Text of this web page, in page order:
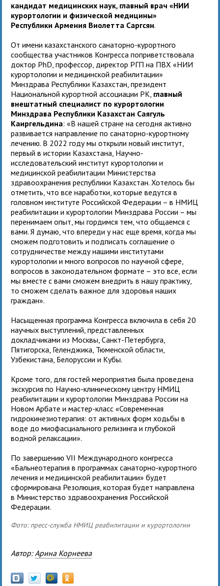
кандидат медицинских наук, главный врач «НИИ
курортологии и физической медицины»
Республики Армения Виолетта Саргсян.
От имени казахстанского санаторно-курортного
сообщества участников Конгресса поприветствовала
доктор PhD, профессор, директор РГП на ПВХ «НИИ
курортологии и медицинской реабилитации»
Минздрава Республики Казахстан, президент
Национальной курортной ассоциации РК, главный
внештатный специалист по курортологии
Минздрава Республики Казахстан Саягуль
Каиргельдина: «В нашей стране на сегодня активно
развивается направление по санаторно-курортному
лечению. В 2022 году мы открыли новый институт,
первый в истории Казахстана, Научно-
исследовательский институт курортологии и
медицинской реабилитации Министерства
здравоохранения республики Казахстан. Хотелось бы
отметить, что все наработки, которые ведутся в
головном институте Российской Федерации – в НМИЦ
реабилитации и курортологии Минздрава России – мы
перенимаем опыт, мы гордимся тем, что общаемся с
вами. Я думаю, что впереди у нас еще время, когда мы
сможем подготовить и подписать соглашение о
сотрудничестве между нашими институтами
курортологии и много вопросов по научной сфере,
вопросов в законодательном формате – это все, если
мы вместе с вами сможем внедрить в нашу практику,
то сможем сделать важное для здоровья наших
граждан».
Насыщенная программа Конгресса включила в себя 20
научных выступлений, представленных
докладчиками из Москвы, Санкт-Петербурга,
Пятигорска, Геленджика, Тюменской области,
Узбекистана, Белоруссии и Кубы.
Кроме того, для гостей мероприятия была проведена
экскурсия по Научно-клиническому центру НМИЦ
реабилитации и курортологии Минздрава России на
Новом Арбате и мастер-класс «Современная
гидрокинезиотерапия: от активных форм ходьбы в
воде до миофасциального релизинга и глубокой
водной релаксации».
По завершению VII Международного конгресса
«Бальнеотерапия в программах санаторно-курортного
лечения и медицинской реабилитации» будет
сформирована Резолюция, которая будет направлена
в Министерство здравоохранения Российской
Федерации.
Фото: пресс-служба НМИЦ реабилитации и курортологии
Автор: Арина Корнеева